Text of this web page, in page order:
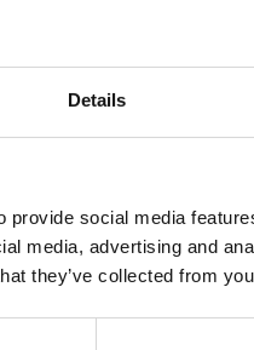
Details
social media
media, advertising and
they’ve collected from